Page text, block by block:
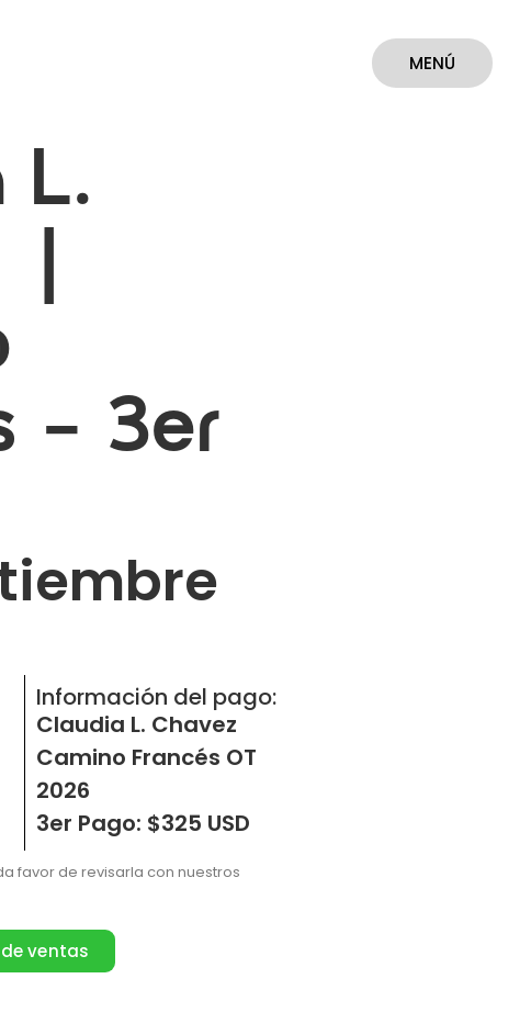
MENÚ
L.
– 3er
Información del pago:
Claudia L. Chavez
Camino Francés OT
2026
3er Pago: $325 USD
favor de revisarla con nuestros
ventas